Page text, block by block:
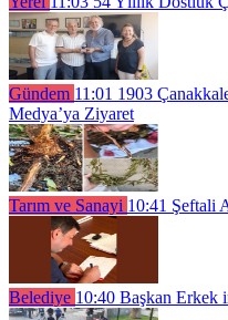
Gündem 11:01 1903
Medya’ya Ziyaret
Tarım ve Sanayi 10:41 Şeftali
Belediye 10:40 Başkan Erkek